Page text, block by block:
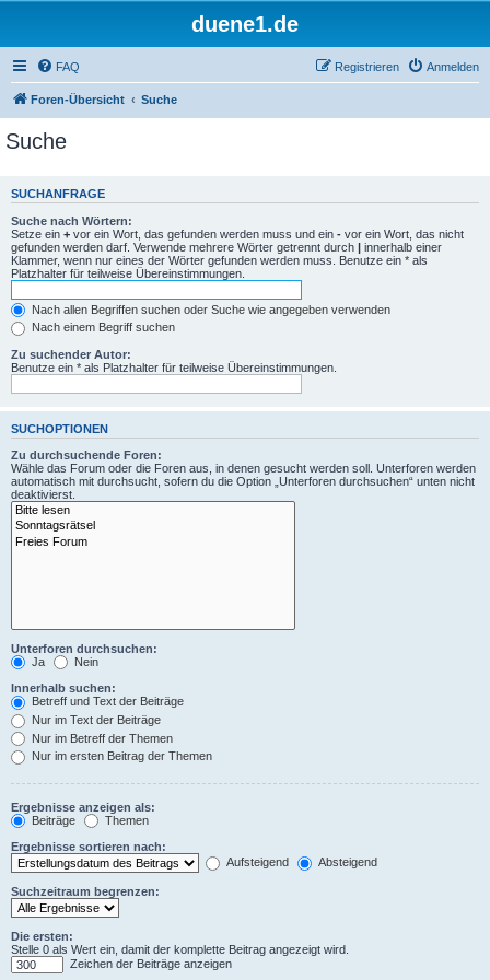
duene1.de
FAQ Anmelden
Registrieren
Foren-Übersicht Suche
Suche
SUCHANFRAGE
Suche nach Wörtern:
Setze ein + vor ein Wort, das gefunden werden muss und ein - vor ein Wort, das nicht
gefunden werden darf. Verwende mehrere Wörter getrennt durch | innerhalb einer
Klammer, wenn nur eines der Wörter gefunden werden muss. Benutze ein * als
Platzhalter für teilweise Übereinstimmungen.
Nach allen Begriffen suchen oder Suche wie angegeben verwenden
Nach einem Begriff suchen
Zu suchender Autor:
Benutze ein * als Platzhalter für teilweise Übereinstimmungen.
SUCHOPTIONEN
Zu durchsuchende Foren:
Wähle das Forum oder die Foren aus, in denen gesucht werden soll. Unterforen werden
automatisch mit durchsucht, sofern du die Option „Unterforen durchsuchen“ unten nicht
deaktivierst.
Unterforen durchsuchen:
Ja
Nein
Innerhalb suchen:
Betreff und Text der Beiträge
Nur im Text der Beiträge
Nur im Betreff der Themen
Nur im ersten Beitrag der Themen
Ergebnisse anzeigen als:
Beiträge
Themen
Ergebnisse sortieren nach:
Aufsteigend
Absteigend
Suchzeitraum begrenzen:
Die ersten:
Stelle 0 als Wert ein, damit der komplette Beitrag angezeigt wird.
Zeichen der Beiträge anzeigen